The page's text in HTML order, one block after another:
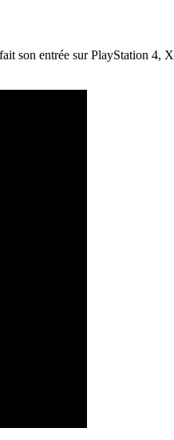
son entrée sur PlayStation